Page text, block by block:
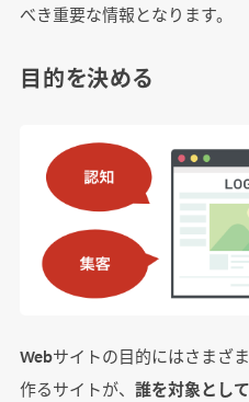
Web制作会社を選定す
マーケティングの知見
まとめ
べき重要な情報となります。
目的を決める
Webサイトの目的にはさまざ
作るサイトが、 誰を対象とし